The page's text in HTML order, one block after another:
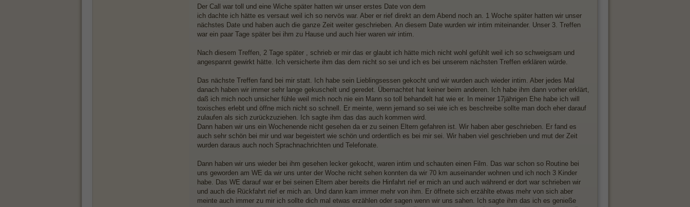
Der Call war toll und eine Wiche später hatten wir unser erstes Date von dem
ich dachte ich hätte es versaut weil ich so nervös war. Aber er rief direkt an dem Abend noch an. 1 Woche später hatten wir unser
nächstes Date und haben auch die ganze Zeit weiter geschrieben. An diesem Date wurden wir intim miteinander. Unser 3. Treffen
war ein paar Tage später bei ihm zu Hause und auch hier waren wir intim.
Nach diesem Treffen, 2 Tage später , schrieb er mir das er glaubt ich hätte mich nicht wohl gefühlt weil ich so schweigsam und
angespannt gewirkt hätte. Ich versicherte ihm das dem nicht so sei und ich es bei unserem nächsten Treffen erklären würde.
Das nächste Treffen fand bei mir statt. Ich habe sein Lieblingsessen gekocht und wir wurden auch wieder intim. Aber jedes Mal
danach haben wir immer sehr lange gekuschelt und geredet. Übernachtet hat keiner beim anderen. Ich habe ihm dann vorher erklärt,
daß ich mich noch unsicher fühle weil mich noch nie ein Mann so toll behandelt hat wie er. In meiner 17jährigen Ehe habe ich will
toxisches erlebt und öffne mich nicht so schnell. Er meinte, wenn jemand so sei wie ich es beschreibe sollte man doch eher darauf
zulaufen als sich zurückzuziehen. Ich sagte ihm das das auch kommen wird.
Dann haben wir uns ein Wochenende nicht gesehen da er zu seinen Eltern gefahren ist. Wir haben aber geschrieben. Er fand es
auch sehr schön bei mir und war begeistert wie schön und ordentlich es bei mir sei. Wir haben viel geschrieben und mut der Zeit
wurden daraus auch noch Sprachnachrichten und Telefonate.
Dann haben wir uns wieder bei ihm gesehen lecker gekocht, waren intim und schauten einen Film. Das war schon so Routine bei
uns geworden am WE da wir uns unter der Woche nicht sehen konnten da wir 70 km auseinander wohnen und ich noch 3 Kinder
habe. Das WE darauf war er bei seinen Eltern aber bereits die Hinfahrt rief er mich an und auch während er dort war schrieben wir
und auch die Rückfahrt rief er mich an. Und dann kam immer mehr von ihm. Er öffnete sich erzählte etwas mehr von sich aber
meinte auch immer zu mir ich sollte dich mal etwas erzählen oder sagen wenn wir uns sahen. Ich sagte ihm das ich es genieße